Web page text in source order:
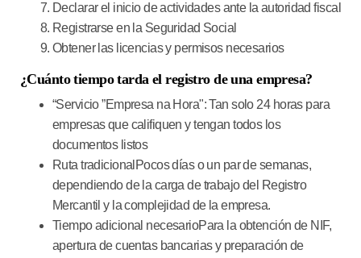
Declarar el inicio de actividades ante la autoridad fiscal
Registrarse en la Seguridad Social
Obtener las licencias y permisos necesarios
¿Cuánto tiempo tarda el registro de una empresa?
“Servicio ”Empresa na Hora": Tan solo 24 horas para
empresas que califiquen y tengan todos los
documentos listos
Ruta tradicional Pocos días o un par de semanas,
dependiendo de la carga de trabajo del Registro
Mercantil y la complejidad de la empresa.
Tiempo adicional necesarioPara la obtención de NIF,
apertura de cuentas bancarias y preparación de